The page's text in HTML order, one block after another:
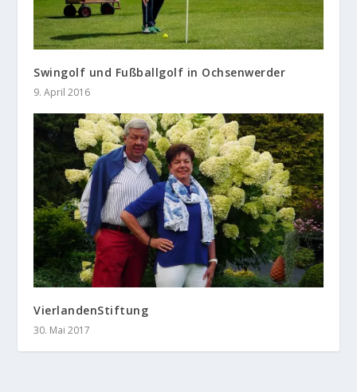
Swingolf und Fußballgolf in Ochsenwerder
9. April 2016
VierlandenStiftung
30. Mai 2017